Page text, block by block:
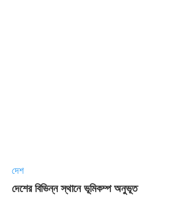
দেশ
দেশের বিভিন্ন স্থানে ভূমিকম্প অনুভূত